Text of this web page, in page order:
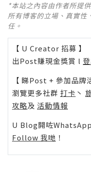
*本站之內容由作者所提
所有博客的立場、真實性
任。
【 U Creator 招募 】
出Post賺現金獎賞 l
【 睇Post + 參加品牌
瀏覽更多社群 打卡 丶
攻略及 活動情報
U Blog開咗
Follow 我哋 ！